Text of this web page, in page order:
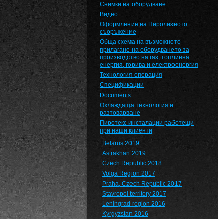
Снимки на оборудване
Видео
Оформление на Пиролизното
съоръжение
Обща схема на възможното
прилагане на оборудването за
производство на газ, топлинна
енергия, горива и електроенергия
Технология операция
Спецификации
Documents
Охлаждаща технология и
разтоварване
Пиротекс инсталации работещи
при наши клиенти
Belarus 2019
Astrakhan 2019
Czech Republic 2018
Volga Region 2017
Praha, Czech Republic 2017
Stavropol territory 2017
Leningrad region 2016
Kyrgyzstan 2016